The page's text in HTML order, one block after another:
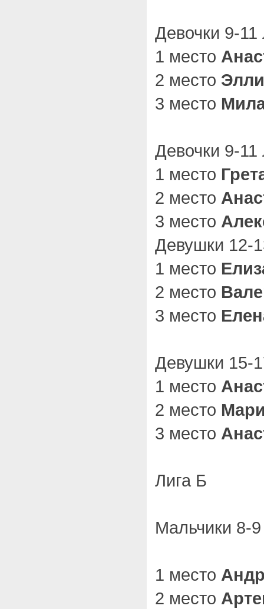
Девочки 9-11
1 место
2 место
3 место
Девочки 9-11
1 место
2 место
3 место
Девушки 12-
1 место
2 место
3 место
Девушки 15-
1 место
2 место
3 место
Лига Б
Мальчики 8-9
1 место
2 место